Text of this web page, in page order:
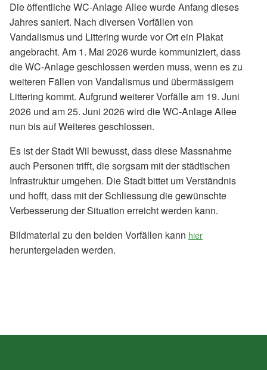
Die öffentliche WC-Anlage Allee wurde Anfang dieses
Jahres saniert. Nach diversen Vorfällen von
Vandalismus und Littering wurde vor Ort ein Plakat
angebracht. Am 1. Mai 2026 wurde kommuniziert, dass
die WC-Anlage geschlossen werden muss, wenn es zu
weiteren Fällen von Vandalismus und übermässigem
Littering kommt. Aufgrund weiterer Vorfälle am 19. Juni
2026 und am 25. Juni 2026 wird die WC-Anlage Allee
nun bis auf Weiteres geschlossen.
Es ist der Stadt Wil bewusst, dass diese Massnahme
auch Personen trifft, die sorgsam mit der städtischen
Infrastruktur umgehen. Die Stadt bittet um Verständnis
und hofft, dass mit der Schliessung die gewünschte
Verbesserung der Situation erreicht werden kann.
Bildmaterial zu den beiden Vorfällen kann hier
heruntergeladen werden.